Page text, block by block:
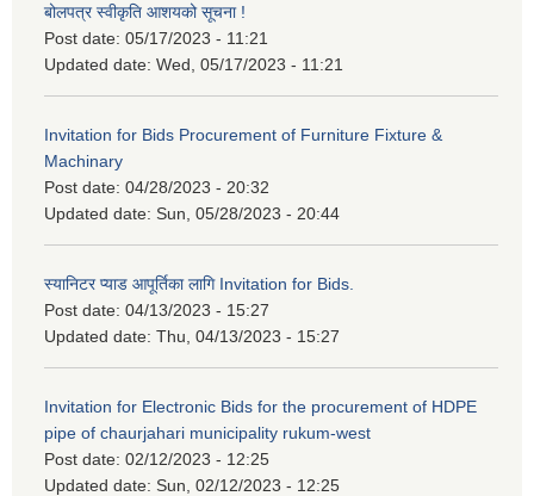
बोलपत्र स्वीकृति आशयको सूचना !
Post date: 05/17/2023 - 11:21
Updated date: Wed, 05/17/2023 - 11:21
Invitation for Bids Procurement of Furniture Fixture &
Machinary
Post date: 04/28/2023 - 20:32
Updated date: Sun, 05/28/2023 - 20:44
स्यानिटर प्याड आपूर्तिका लागि Invitation for Bids.
Post date: 04/13/2023 - 15:27
Updated date: Thu, 04/13/2023 - 15:27
Invitation for Electronic Bids for the procurement of HDPE
pipe of chaurjahari municipality rukum-west
Post date: 02/12/2023 - 12:25
Updated date: Sun, 02/12/2023 - 12:25